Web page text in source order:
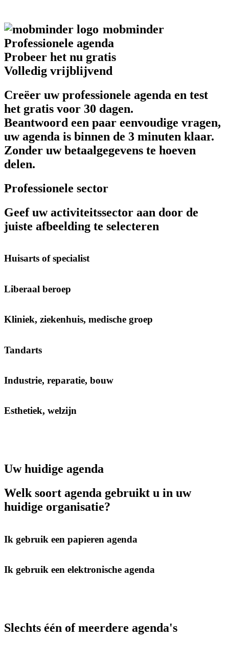
mobminder
Professionele agenda
Probeer het nu gratis
Volledig vrijblijvend
Creëer uw professionele agenda en test
het gratis voor 30 dagen.
Beantwoord een paar eenvoudige vragen,
uw agenda is binnen de 3 minuten klaar.
Zonder uw betaalgegevens te hoeven
delen.
Professionele sector
Geef uw activiteitssector aan door de
juiste afbeelding te selecteren
Huisarts of specialist
Liberaal beroep
Kliniek, ziekenhuis, medische groep
Tandarts
Industrie, reparatie, bouw
Esthetiek, welzijn
Uw huidige agenda
Welk soort agenda gebruikt u in uw
huidige organisatie?
Ik gebruik een papieren agenda
Ik gebruik een elektronische agenda
Slechts één of meerdere agenda's